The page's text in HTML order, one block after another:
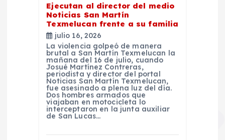
Ejecutan al director del medio
Noticias San Martín
Texmelucan frente a su familia
julio 16, 2026
La violencia golpeó de manera
brutal a San Martín Texmelucan la
mañana del 16 de julio, cuando
Josué Martínez Contreras,
periodista y director del portal
Noticias San Martín Texmelucan,
fue asesinado a plena luz del día.
Dos hombres armados que
viajaban en motocicleta lo
interceptaron en la junta auxiliar
de San Lucas…